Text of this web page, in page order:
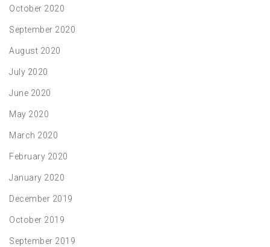
October 2020
September 2020
August 2020
July 2020
June 2020
May 2020
March 2020
February 2020
January 2020
December 2019
October 2019
September 2019